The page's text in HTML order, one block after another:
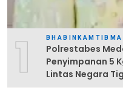
1
Polrestabes
Penyimpanan 5
Lintas Negara